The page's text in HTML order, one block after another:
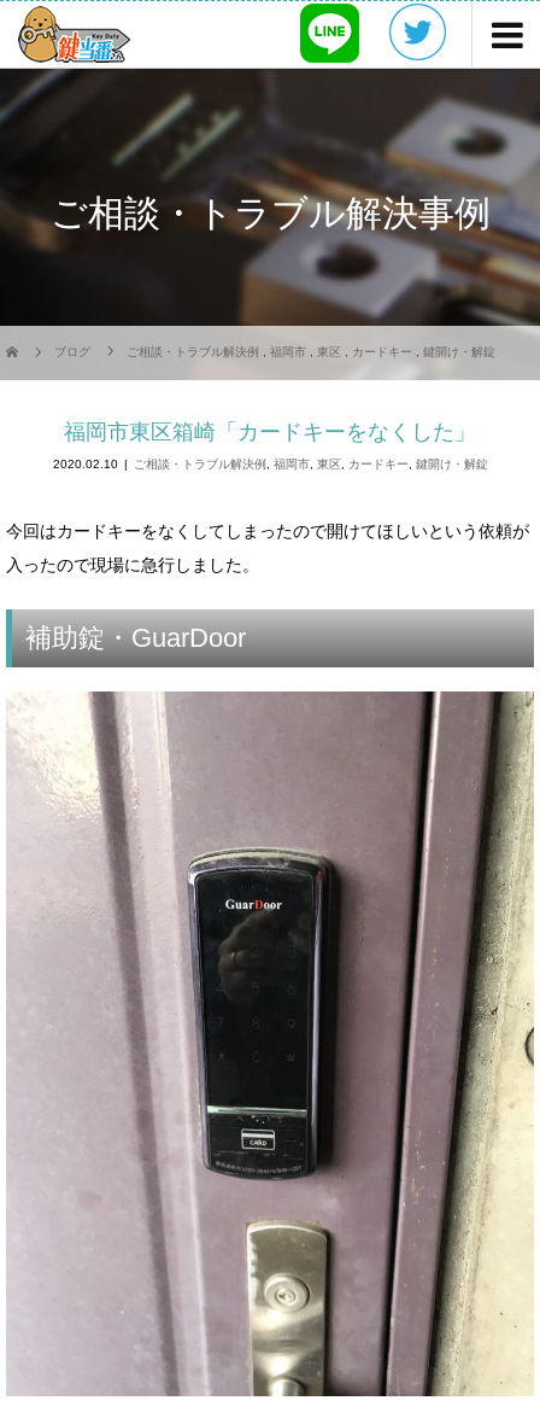
ご相談・トラブル解決事例
ブログ ご相談・トラブル解決例 福岡市 東区 カードキー 鍵開け・解錠
福岡市東区箱崎「カードキーをなくした」
2020.02.10 ご相談・トラブル解決例 福岡市, 東区, カードキー 鍵開け・解錠
今回はカードキーをなくしてしまったので開けてほしいという依頼が
入ったので現場に急行しました。
補助錠・GuarDoor